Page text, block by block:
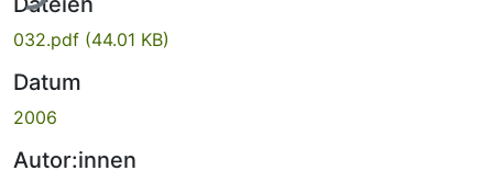
032.pdf (44.01 KB)
Datum
2006
Autor:innen